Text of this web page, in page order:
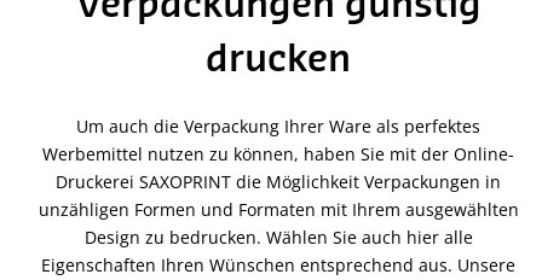
drucken
Um auch die Verpackung Ihrer Ware als perfektes
Werbemittel nutzen zu können, haben Sie mit der Online-
Druckerei SAXOPRINT die Möglichkeit Verpackungen in
unzähligen Formen und Formaten mit Ihrem ausgewählten
Design zu bedrucken. Wählen Sie auch hier alle
Eigenschaften Ihren Wünschen entsprechend aus. Unsere